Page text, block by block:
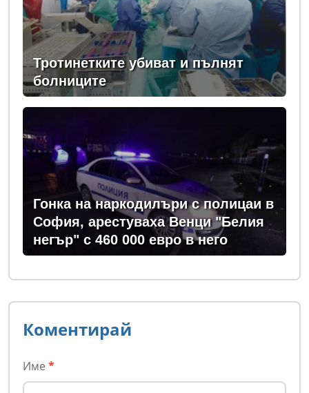
Тротинетките убиват и пълнят
болниците
Гонка на наркодилъри с полицаи в
София, арестуваха Венци "Белия
негър" с 460 000 евро в него
Коментирай
Име *